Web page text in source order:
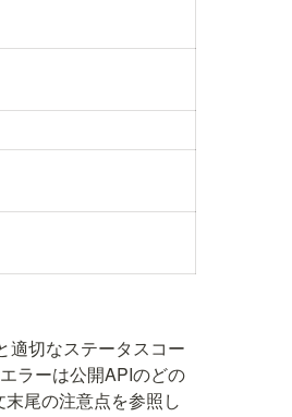
適切なステータスコー
ラーは公開APIのどの
尾の注意点を参照し